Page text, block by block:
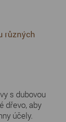
různých
s dubovou
dřevo, aby
účely.